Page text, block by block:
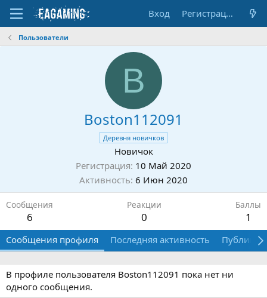
Вход Регистрация
Пользователи
B
Boston112091
Деревня новичков
Новичок
Регистрация 10 Май 2020
Активность 6 Июн 2020
Сообщения
6
Реакции
0
Баллы
1
Сообщения профиля Последняя активность
В профиле пользователя Boston112091 пока нет ни
одного сообщения.